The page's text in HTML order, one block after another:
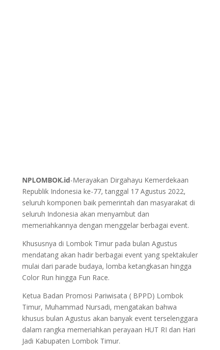
NPLOMBOK.id-Merayakan Dirgahayu Kemerdekaan
Republik Indonesia ke-77, tanggal 17 Agustus 2022,
seluruh komponen baik pemerintah dan masyarakat di
seluruh Indonesia akan menyambut dan
memeriahkannya dengan menggelar berbagai event.
Khususnya di Lombok Timur pada bulan Agustus
mendatang akan hadir berbagai event yang spektakuler
mulai dari parade budaya, lomba ketangkasan hingga
Color Run hingga Fun Race.
Ketua Badan Promosi Pariwisata ( BPPD) Lombok
Timur, Muhammad Nursadi, mengatakan bahwa
khusus bulan Agustus akan banyak event terselenggara
dalam rangka memeriahkan perayaan HUT RI dan Hari
Jadi Kabupaten Lombok Timur.